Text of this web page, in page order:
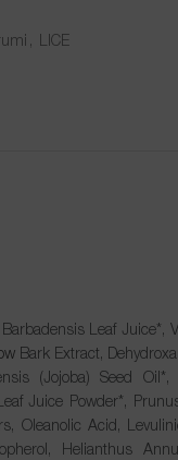
, LICE
Leaf Juice*,
Bark Extract,
(Jojoba) Seed Oil*,
Juice Powder*,
Oleanolic Acid,
Helianthus